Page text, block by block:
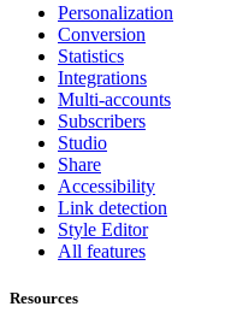
Personalization
Conversion
Statistics
Integrations
Multi-accounts
Subscribers
Studio
Share
Accessibility
Link detection
Style Editor
All features
Resources